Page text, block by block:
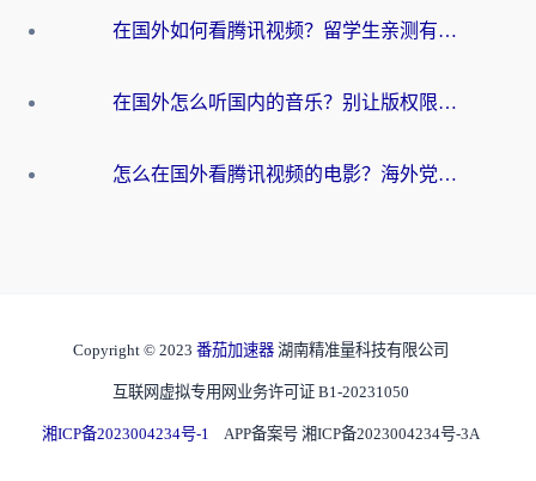
在国外如何看腾讯视频？留学生亲测有效的回国加速方案
在国外怎么听国内的音乐？别让版权限制断了你的华语歌单
怎么在国外看腾讯视频的电影？海外党亲测有效的回国加速指南
Copyright © 2023 番茄加速器 湖南精准量科技有限公司
互联网虚拟专用网业务许可证 B1-20231050
湘ICP备2023004234号-1 APP备案号 湘ICP备2023004234号-3A